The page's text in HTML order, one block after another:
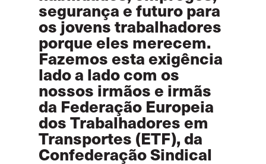
segurança e futuro para
os jovens trabalhadores
porque eles merecem.
Fazemos esta exigência
lado a lado com os
nossos irmãos e irmãs
da Federação Europeia
dos Trabalhadores em
Transportes (ETF), da
Confederação Sindical